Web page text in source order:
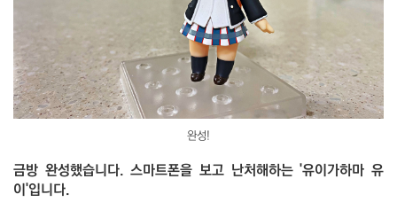
완성!
금방 완성했습니다. 스마트폰을 보고 난처해하는 '유이가하마 유
이'입니다.